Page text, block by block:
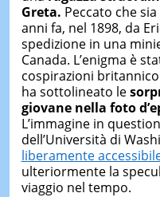
Greta. Peccato che
anni fa, nel 1898, da
spedizione in una
Canada. L’enigma è
cospirazioni
ha sottolineato le
giovane nella foto
L’immagine in
dell’Università di
liberamente
ulteriormente la
viaggio nel tempo.